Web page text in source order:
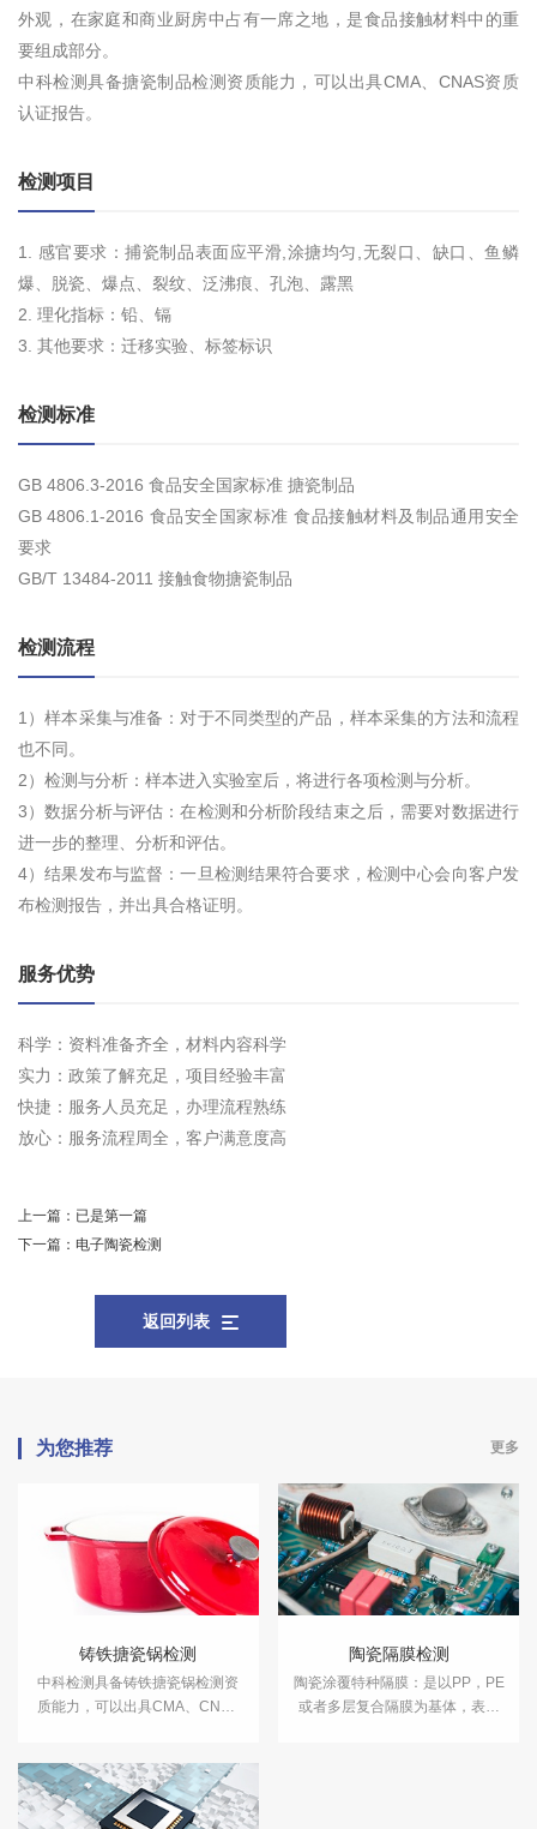
外观，‌在家庭和商业厨房中占有一席之地，‌是食品接触材料中的重
要组成部分。‌
中科检测具备搪瓷制品检测资质能力，可以出具CMA、CNAS资质
认证报告。
检测项目
1. 感官要求：捕瓷制品表面应平滑,涂搪均匀,无裂口、缺口、鱼鳞
爆、脱瓷、爆点、裂纹、泛沸痕、孔泡、露黑
2. 理化指标：铅、镉
3. 其他要求：迁移实验、标签标识
检测标准
GB 4806.3-2016 食品安全国家标准 搪瓷制品
GB 4806.1-2016 食品安全国家标准 食品接触材料及制品通用安全
要求
GB/T 13484-2011 接触食物搪瓷制品
检测流程
1）样本采集与准备：对于不同类型的产品，样本采集的方法和流程
也不同。
2）检测与分析：样本进入实验室后，将进行各项检测与分析。
3）数据分析与评估：在检测和分析阶段结束之后，需要对数据进行
进一步的整理、分析和评估。
4）结果发布与监督：一旦检测结果符合要求，检测中心会向客户发
布检测报告，并出具合格证明。
服务优势
科学：资料准备齐全，材料内容科学
实力：政策了解充足，项目经验丰富
快捷：服务人员充足，办理流程熟练
放心：服务流程周全，客户满意度高
上一篇： 已是第一篇
下一篇： 电子陶瓷检测
返回列表
为您推荐 更多
铸铁搪瓷锅检测
​中科检测具备铸铁搪瓷锅检测资
质能力，可以出具CMA、CNAS
陶瓷隔膜检测
陶瓷涂覆特种隔膜：是以PP，PE
或者多层复合隔膜为基体，表面